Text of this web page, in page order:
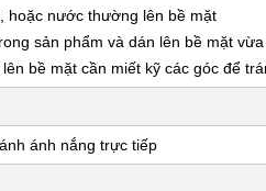
hoặc nước thường lên bề mặt
sản phẩm và dán lên bề mặt
bề mặt cần miết kỹ các góc để
ánh nắng trực tiếp